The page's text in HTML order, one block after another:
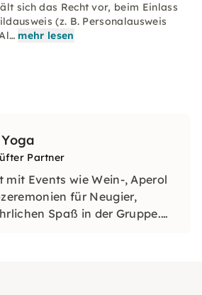
sich das Recht vor, beim Einlass
(z. B. Personalausweis
mehr lesen
Partner
mit Events wie Wein-, Aperol
für Neugier,
Spaß in der Gruppe.